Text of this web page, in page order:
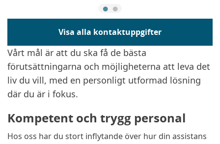
Visa alla kontaktuppgifter
Vårt mål är att du ska få de bästa
förutsättningarna och möjligheterna att leva det
liv du vill, med en personligt utformad lösning
där du är i fokus.
Kompetent och trygg personal
Hos oss har du stort inflytande över hur din assistans